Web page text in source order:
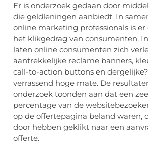
Er is onderzoek gedaan door
die geldleningen aanbiedt. In
online marketing professionals is
het klikgedrag van consumenten.
laten online consumenten zich
aantrekkelijke reclame banners,
call-to-action buttons en
verrassend hoge mate. De
onderzoek toonden aan dat een
percentage van de
op de offertepagina beland waren,
door hebben geklikt naar een
offerte.